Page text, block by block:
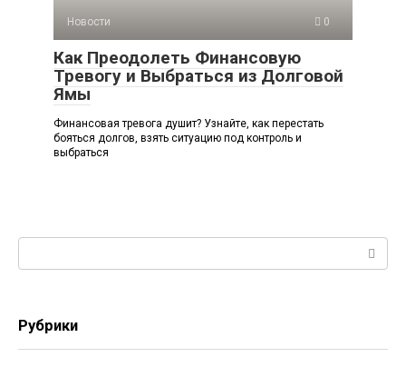
Новости 0
Как Преодолеть Финансовую
Тревогу и Выбраться из Долговой
Ямы
Финансовая тревога душит? Узнайте, как перестать
бояться долгов, взять ситуацию под контроль и
выбраться
Рубрики